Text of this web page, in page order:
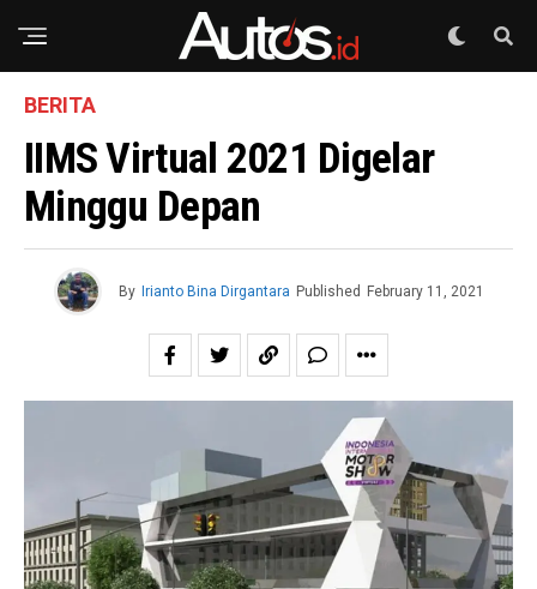
BERITA
IIMS Virtual 2021 Digelar
Minggu Depan
By Irianto Bina Dirgantara Published February 11, 2021